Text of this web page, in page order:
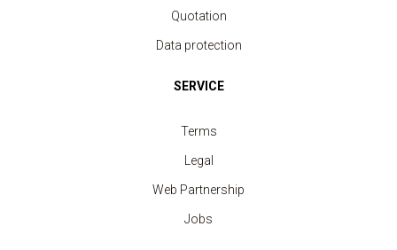
Quotation
Data protection
SERVICE
Terms
Legal
Web Partnership
Jobs